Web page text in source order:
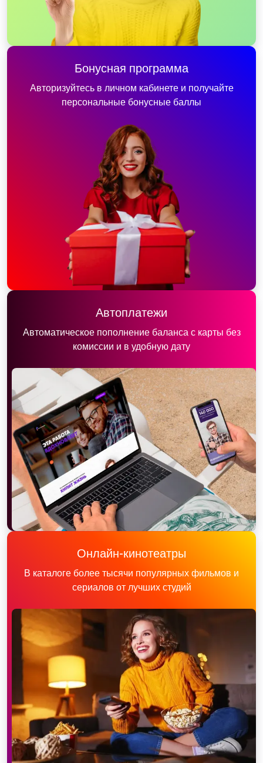
Бонусная программа
Авторизуйтесь в личном кабинете и получайте
персональные бонусные баллы
Автоплатежи
Автоматическое пополнение баланса с карты без
комиссии и в удобную дату
Онлайн-кинотеатры
В каталоге более тысячи популярных фильмов и
сериалов от лучших студий